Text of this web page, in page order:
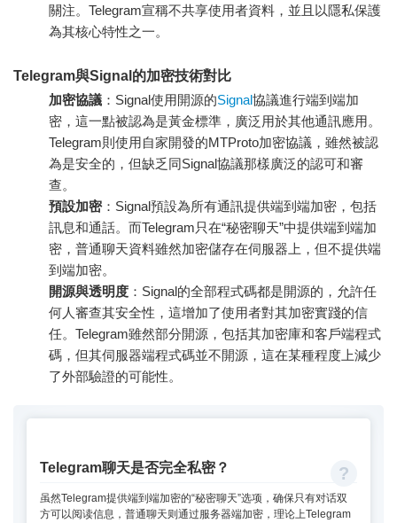
關注。Telegram宣稱不共享使用者資料，並且以隱私保護
為其核心特性之一。
Telegram與Signal的加密技術對比
加密協議 ：Signal使用開源的Signal協議進行端到端加
密，這一點被認為是黃金標準，廣泛用於其他通訊應用。
Telegram則使用自家開發的MTProto加密協議，雖然被認
為是安全的，但缺乏同Signal協議那樣廣泛的認可和審
查。
預設加密：Signal預設為所有通訊提供端到端加密，包括
訊息和通話。而Telegram只在“秘密聊天”中提供端到端加
密，普通聊天資料雖然加密儲存在伺服器上，但不提供端
到端加密。
開源與透明度 ：Signal的全部程式碼都是開源的，允許任
何人審查其安全性，這增加了使用者對其加密實踐的信
任。Telegram雖然部分開源，包括其加密庫和客戶端程式
碼，但其伺服器端程式碼並不開源，這在某種程度上減少
了外部驗證的可能性。
Telegram聊天是否完全私密？
虽然Telegram提供端到端加密的“秘密聊天”选项，确保只有对话双
方可以阅读信息，普通聊天则通过服务器端加密，理论上Telegram